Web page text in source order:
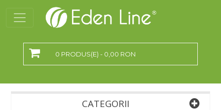
0 PRODUS(E) - 0,00 RON
CATEGORII